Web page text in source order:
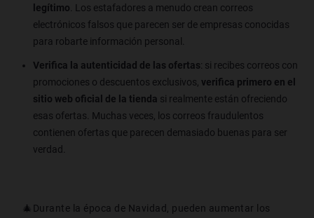
legítimo. Los estafadores a menudo crean correos
electrónicos falsos que parecen ser de empresas conocidas
para robarte información personal.
Verifica la autenticidad de las ofertas: si recibes correos con
promociones o descuentos exclusivos, verifica primero en el
sitio web oficial de la tienda si realmente están ofreciendo
esas ofertas. Muchas veces, los correos fraudulentos
contienen ofertas que parecen demasiado buenas para ser
verdad.
🎄Durante la época de Navidad, pueden aumentar los